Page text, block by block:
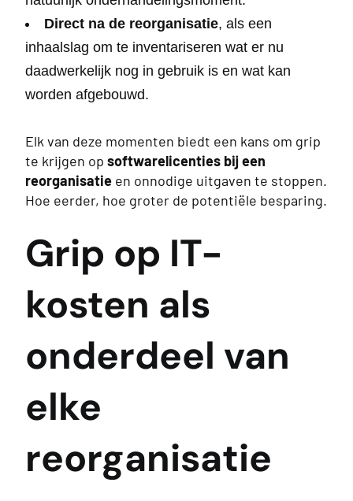
Direct na de reorganisatie, als een
inhaalslag om te inventariseren wat er nu
daadwerkelijk nog in gebruik is en wat kan
worden afgebouwd.
Elk van deze momenten biedt een kans om grip
te krijgen op softwarelicenties bij een
reorganisatie en onnodige uitgaven te stoppen.
Hoe eerder, hoe groter de potentiële besparing.
Grip op IT-
kosten als
onderdeel van
elke
reorganisatie